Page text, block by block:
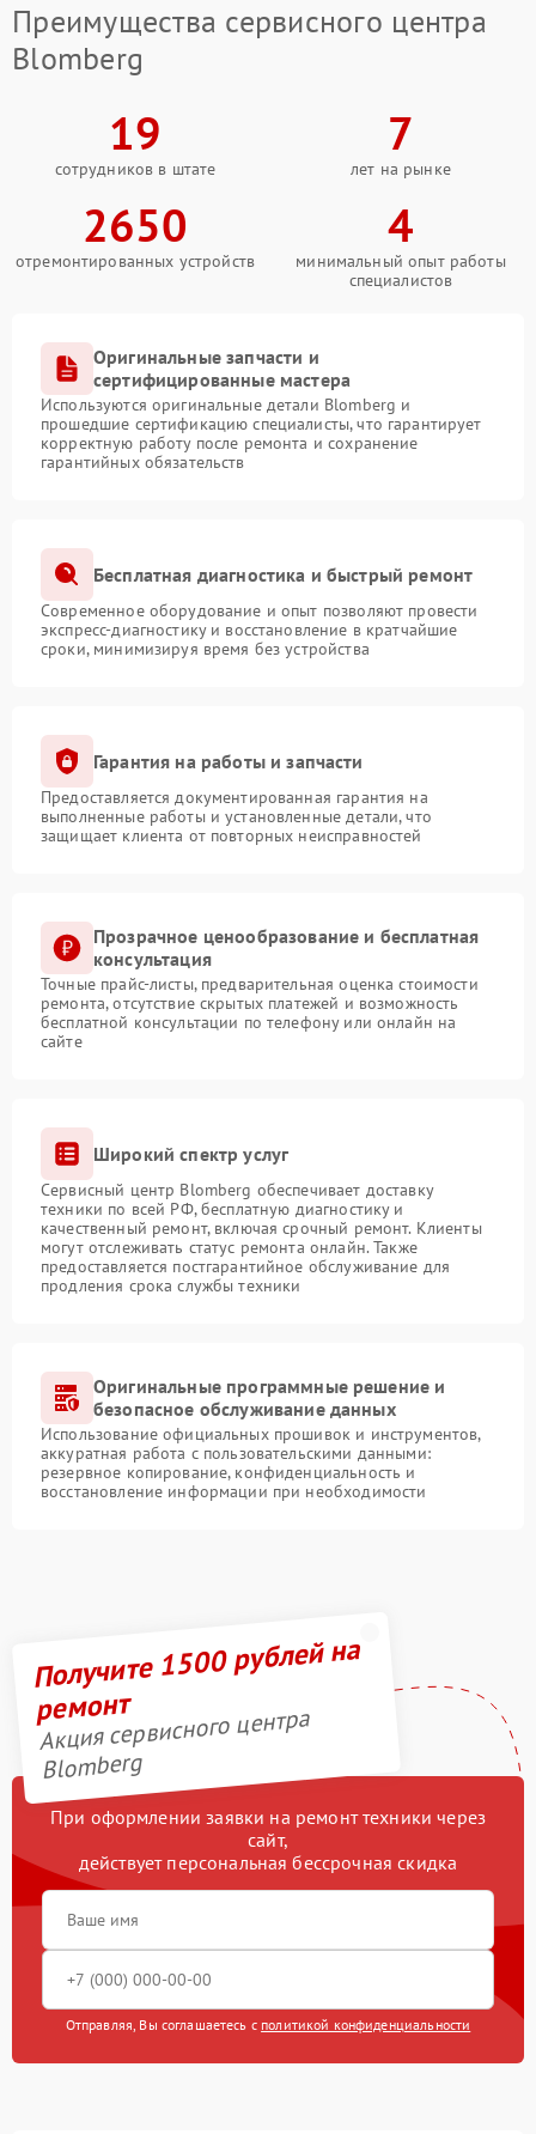
Преимущества сервисного центра
Blomberg
19
сотрудников в штате
7
лет на рынке
2650
отремонтированных устройств
4
минимальный опыт работы
специалистов
Оригинальные запчасти и
сертифицированные мастера
Используются оригинальные детали Blomberg и
прошедшие сертификацию специалисты, что гарантирует
корректную работу после ремонта и сохранение
гарантийных обязательств
Бесплатная диагностика и быстрый ремонт
Современное оборудование и опыт позволяют провести
экспресс-диагностику и восстановление в кратчайшие
сроки, минимизируя время без устройства
Гарантия на работы и запчасти
Предоставляется документированная гарантия на
выполненные работы и установленные детали, что
защищает клиента от повторных неисправностей
Прозрачное ценообразование и бесплатная
консультация
Точные прайс-листы, предварительная оценка стоимости
ремонта, отсутствие скрытых платежей и возможность
бесплатной консультации по телефону или онлайн на
сайте
Широкий спектр услуг
Сервисный центр Blomberg обеспечивает доставку
техники по всей РФ, бесплатную диагностику и
качественный ремонт, включая срочный ремонт. Клиенты
могут отслеживать статус ремонта онлайн. Также
предоставляется постгарантийное обслуживание для
продления срока службы техники
Оригинальные программные решение и
безопасное обслуживание данных
Использование официальных прошивок и инструментов,
аккуратная работа с пользовательскими данными:
резервное копирование, конфиденциальность и
восстановление информации при необходимости
Получите 1500 рублей на
ремонт
Акция сервисного центра
Blomberg
При оформлении заявки на ремонт техники через
сайт,
действует персональная бессрочная скидка
Отправляя, Вы соглашаетесь с политикой конфиденциальности